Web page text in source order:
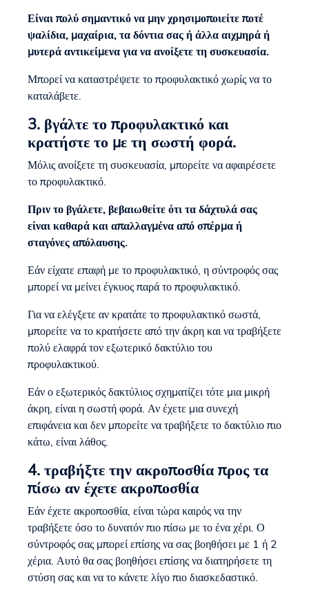
Είναι πολύ σημαντικό να μην χρησιμοποιείτε ποτέ
ψαλίδια, μαχαίρια, τα δόντια σας ή άλλα αιχμηρά ή
μυτερά αντικείμενα για να ανοίξετε τη συσκευασία.
Μπορεί να καταστρέψετε το προφυλακτικό χωρίς να το
καταλάβετε.
3. βγάλτε το προφυλακτικό και
κρατήστε το με τη σωστή φορά.
Μόλις ανοίξετε τη συσκευασία, μπορείτε να αφαιρέσετε
το προφυλακτικό.
Πριν το βγάλετε, βεβαιωθείτε ότι τα δάχτυλά σας
είναι καθαρά και απαλλαγμένα από σπέρμα ή
σταγόνες απόλαυσης.
Εάν είχατε επαφή με το προφυλακτικό, η σύντροφός σας
μπορεί να μείνει έγκυος παρά το προφυλακτικό.
Για να ελέγξετε αν κρατάτε το προφυλακτικό σωστά,
μπορείτε να το κρατήσετε από την άκρη και να τραβήξετε
πολύ ελαφρά τον εξωτερικό δακτύλιο του
προφυλακτικού.
Εάν ο εξωτερικός δακτύλιος σχηματίζει τότε μια μικρή
άκρη, είναι η σωστή φορά. Αν έχετε μια συνεχή
επιφάνεια και δεν μπορείτε να τραβήξετε το δακτύλιο πιο
κάτω, είναι λάθος.
4. τραβήξτε την ακροποσθία προς τα
πίσω αν έχετε ακροποσθία
Εάν έχετε ακροποσθία, είναι τώρα καιρός να την
τραβήξετε όσο το δυνατόν πιο πίσω με το ένα χέρι. Ο
σύντροφός σας μπορεί επίσης να σας βοηθήσει με 1 ή 2
χέρια. Αυτό θα σας βοηθήσει επίσης να διατηρήσετε τη
στύση σας και να το κάνετε λίγο πιο διασκεδαστικό.